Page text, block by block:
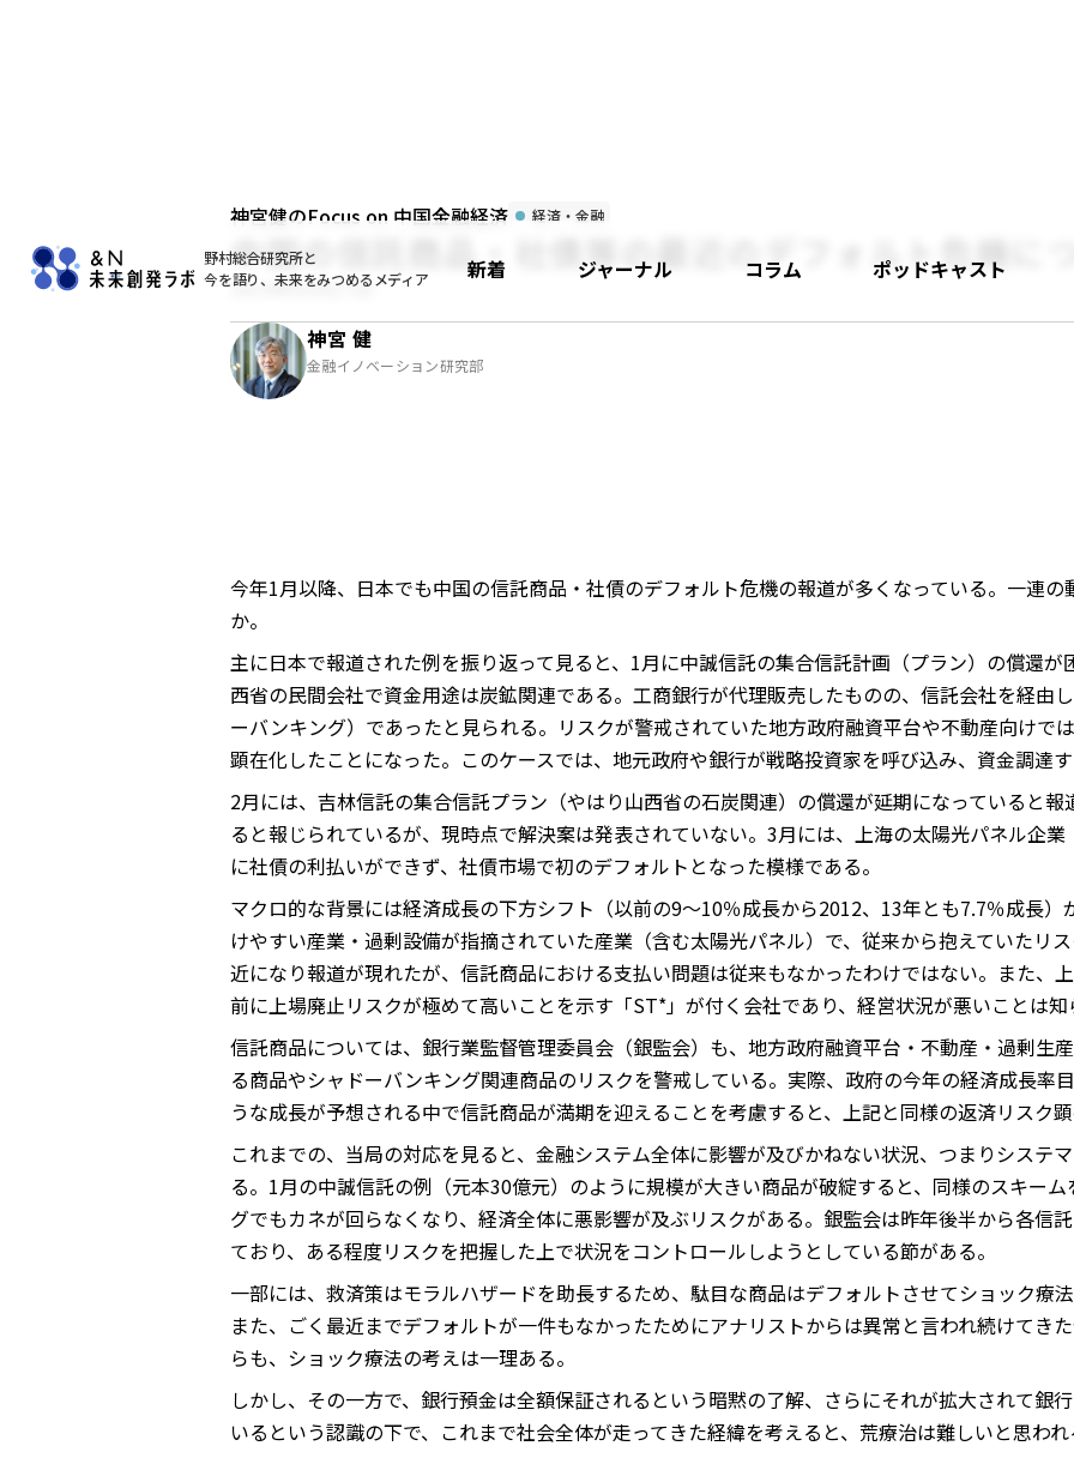
野村総合研究所と
今を語り、未来をみつめるメディア
新着 ジャーナル コラム ポッドキャスト
神宮健のFocus on 中国金融経済 経済・金融
中国の信託商品・社債等の最近のデフォルト危機に
2014年03月17日
神宮 健
金融イノベーション研究部
今年1月以降、日本でも中国の信託商品・社債のデフォルト危機の報道が多くなっている。一連の
か。
主に日本で報道された例を振り返って見ると、1月に中誠信託の集合信託計画（プラン）の償還
西省の民間会社で資金用途は炭鉱関連である。工商銀行が代理販売したものの、信託会社を経由
ーバンキング）であったと見られる。リスクが警戒されていた地方政府融資平台や不動産向けで
顕在化したことになった。このケースでは、地元政府や銀行が戦略投資家を呼び込み、資金調達す
2月には、吉林信託の集合信託プラン（やはり山西省の石炭関連）の償還が延期になっていると
ると報じられているが、現時点で解決案は発表されていない。3月には、上海の太陽光パネル企
に社債の利払いができず、社債市場で初のデフォルトとなった模様である。
マクロ的な背景には経済成長の下方シフト（以前の9～10％成長から2012、13年とも7.7％成長
けやすい産業・過剰設備が指摘されていた産業（含む太陽光パネル）で、従来から抱えていたリ
近になり報道が現れたが、信託商品における支払い問題は従来もなかったわけではない。また、
前に上場廃止リスクが極めて高いことを示す「ST*」が付く会社であり、経営状況が悪いことは知
信託商品については、銀行業監督管理委員会（銀監会）も、地方政府融資平台・不動産・過剰生
る商品やシャドーバンキング関連商品のリスクを警戒している。実際、政府の今年の経済成長率
うな成長が予想される中で信託商品が満期を迎えることを考慮すると、上記と同様の返済リスク
これまでの、当局の対応を見ると、金融システム全体に影響が及びかねない状況、つまりシステ
る。1月の中誠信託の例（元本30億元）のように規模が大きい商品が破綻すると、同様のスキー
グでもカネが回らなくなり、経済全体に悪影響が及ぶリスクがある。銀監会は昨年後半から各信
ており、ある程度リスクを把握した上で状況をコントロールしようとしている節がある。
一部には、救済策はモラルハザードを助長するため、駄目な商品はデフォルトさせてショック療
また、ごく最近までデフォルトが一件もなかったためにアナリストからは異常と言われ続けてき
らも、ショック療法の考えは一理ある。
しかし、その一方で、銀行預金は全額保証されるという暗黙の了解、さらにそれが拡大されて銀
いるという認識の下で、これまで社会全体が走ってきた経緯を考えると、荒療治は難しいと思われ